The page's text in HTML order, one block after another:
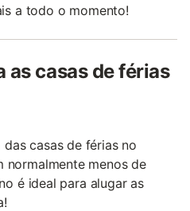
a todo o momento!
as casas de férias
casas de férias no
normalmente menos de
é ideal para alugar as